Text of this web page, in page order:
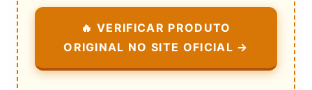
🔥 VERIFICAR PRODUTO
ORIGINAL NO SITE OFICIAL →